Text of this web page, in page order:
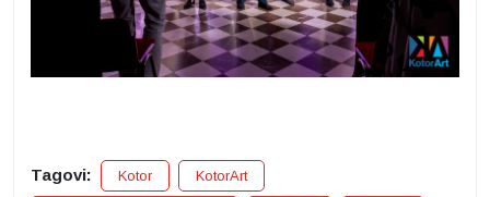
Tagovi: Kotor KotorArt